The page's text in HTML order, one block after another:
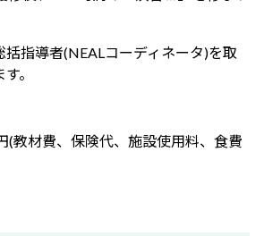
括指導者(NEALコーディネータ)を取
。
(教材費、保険代、施設使用料、食費